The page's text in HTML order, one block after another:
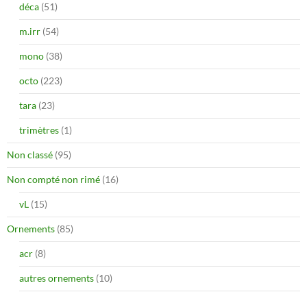
déca (51)
m.irr (54)
mono (38)
octo (223)
tara (23)
trimètres (1)
Non classé (95)
Non compté non rimé (16)
vL (15)
Ornements (85)
acr (8)
autres ornements (10)